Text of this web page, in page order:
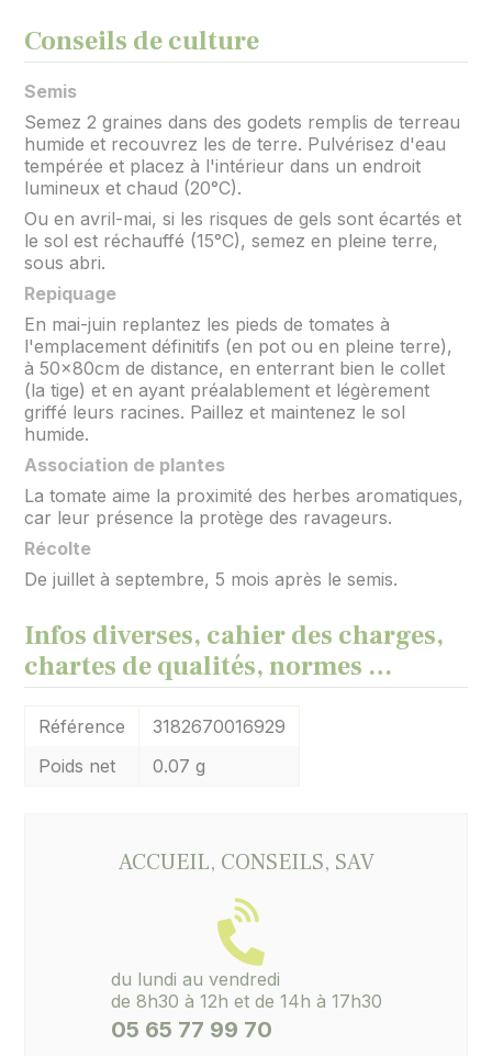
Conseils de culture
Semis
Semez 2 graines dans des godets remplis de terreau
humide et recouvrez les de terre. Pulvérisez d'eau
tempérée et placez à l'intérieur dans un endroit
lumineux et chaud (20°C).
Ou en avril-mai, si les risques de gels sont écartés et
le sol est réchauffé (15°C), semez en pleine terre,
sous abri.
Repiquage
En mai-juin replantez les pieds de tomates à
l'emplacement définitifs (en pot ou en pleine terre),
à 50x80cm de distance, en enterrant bien le collet
(la tige) et en ayant préalablement et légèrement
griffé leurs racines. Paillez et maintenez le sol
humide.
Association de plantes
La tomate aime la proximité des herbes aromatiques,
car leur présence la protège des ravageurs.
Récolte
De juillet à septembre, 5 mois après le semis.
Infos diverses, cahier des charges,
chartes de qualités, normes …
Référence
3182670016929
Poids net
0.07 g
ACCUEIL, CONSEILS, SAV
du lundi au vendredi
de 8h30 à 12h et de 14h à 17h30
05 65 77 99 70